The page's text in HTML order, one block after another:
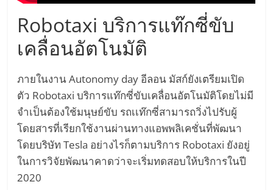
พลังงาน
ไฟฟ้า
เครื่อง
บิน
ไฟฟ้า
Hyperloop
รถยนต์
ขับ
เคลื่อน
อัตโนมัติ
Self-
Driving
Robotaxi บริการแท๊กซี่ขับ
เคลื่อนอัตโนมัติ
ภายในงาน Autonomy day อีลอน มัสก์ยังเตรียมเปิด
ตัว Robotaxi บริการแท๊กซี่ขับเคลื่อนอัตโนมัติโดยไม่มี
จำเป็นต้องใช้มนุษย์ขับ รถเเท๊กซี่สามารถวิ่งไปรับผู้
โดยสารที่เรียกใช้งานผ่านทางแอพพลิเคชั่นที่พัฒนา
โดยบริษัท Tesla อย่างไรก็ตามบริการ Robotaxi ยังอยู่
ในการวิจัยพัฒนาคาดว่าจะเริ่มทดสอบให้บริการในปี
2020